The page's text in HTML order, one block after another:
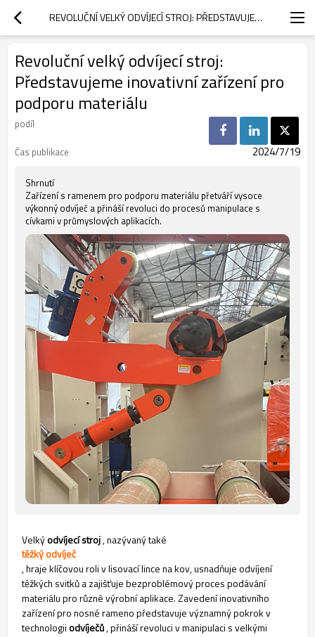
REVOLUČNÍ VELKÝ ODVÍJECÍ STROJ: PŘEDSTAVUJEME INOVATIVNÍ ZAŘÍZENÍ PRO PODPORU MATERIÁLU
Revoluční velký odvíjecí stroj:
Představujeme inovativní zařízení pro
podporu materiálu
podíl
Čas publikace
2024/7/19
Shrnutí
Zařízení s ramenem pro podporu materiálu přetváří vysoce
výkonný odvíječ a přináší revoluci do procesů manipulace s
cívkami v průmyslových aplikacích.
Velkýodvíjecí stroj, nazývaný také
těžký odvíječ
, hraje klíčovou roli v lisovací lince na kov, usnadňuje odvíjení
těžkých svitků a zajišťuje bezproblémový proces podávání
materiálu pro různé výrobní aplikace. Zavedení inovativního
zařízení pro nosné rameno představuje významný pokrok v
technologii odvíječů, přináší revoluci v manipulaci s velkými